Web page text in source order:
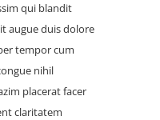
qui blandit
augue duis dolore
tempor cum
nihil
placerat facer
claritatem